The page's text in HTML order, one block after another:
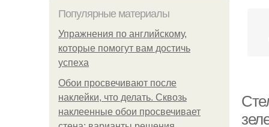
Популярные материалы
Упражнения по английскому,
которые помогут вам достичь
успеха
Обои просвечивают после
наклейки, что делать. Сквозь
наклеенные обои просвечивает